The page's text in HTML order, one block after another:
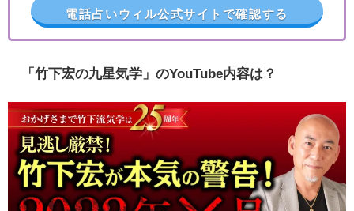
電話占いウィル公式サイトで確認する
「竹下宏の九星気学」のYouTube内容は？